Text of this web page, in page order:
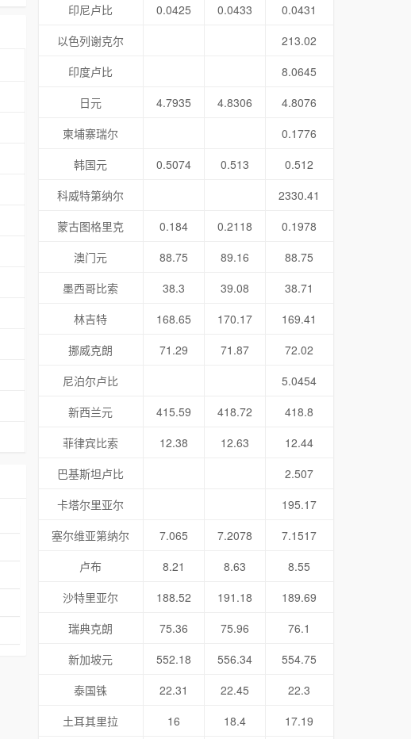
印尼卢比
0.0425 0.0433
0.0431
以色列谢克尔
213.02
印度卢比
8.0645
日元
4.7935 4.8306
4.8076
柬埔寨瑞尔
0.1776
韩国元
0.5074 0.513
0.512
科威特第纳尔
2330.41
蒙古图格里克
0.184 0.2118
0.1978
澳门元
88.75 89.16
88.75
墨西哥比索
38.3 39.08
38.71
林吉特
168.65 170.17
169.41
挪威克朗
71.29 71.87
72.02
尼泊尔卢比
5.0454
新西兰元
415.59 418.72
418.8
菲律宾比索
12.38 12.63
12.44
巴基斯坦卢比
2.507
卡塔尔里亚尔
195.17
塞尔维亚第纳尔
7.065 7.2078
7.1517
卢布
8.21 8.63
8.55
沙特里亚尔
188.52 191.18
189.69
瑞典克朗
75.36 75.96
76.1
新加坡元
552.18 556.34
554.75
泰国铢
22.31 22.45
22.3
土耳其里拉
16 18.4
17.19